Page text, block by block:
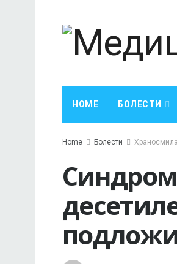
HOME БОЛЕСТИ
Home Болести